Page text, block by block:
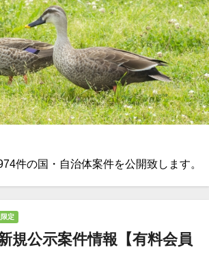
件の国・自治体案件を公開致します。
定
規公示案件情報【有料会員